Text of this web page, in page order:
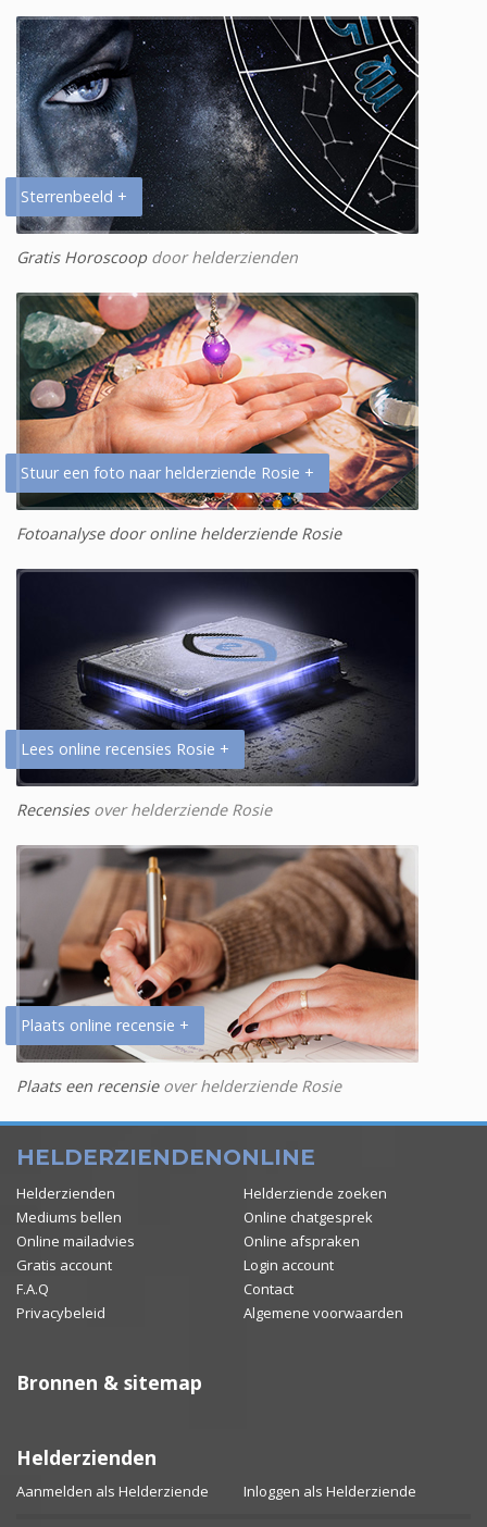
Sterrenbeeld +
Gratis Horoscoopdoor helderzienden
Stuur een foto naar helderziende Rosie +
Fotoanalyse door online helderziende Rosie
Lees online recensies Rosie +
Recensiesover helderziende Rosie
Plaats online recensie +
Plaats een recensieover helderziende Rosie
HELDERZIENDENONLINE
Helderzienden
Helderziende zoeken
Mediums bellen
Online chatgesprek
Online mailadvies
Online afspraken
Gratis account
Login account
F.A.Q
Contact
Privacybeleid
Algemene voorwaarden
Bronnen & sitemap
Helderzienden
Aanmelden als Helderziende Inloggen als Helderziende